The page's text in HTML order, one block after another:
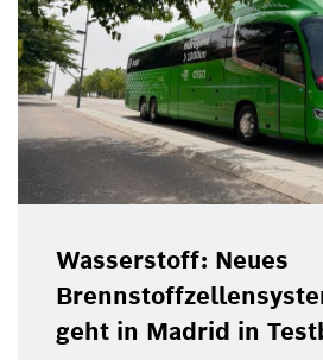
Wasserstoff: Neues
geht in Madrid in